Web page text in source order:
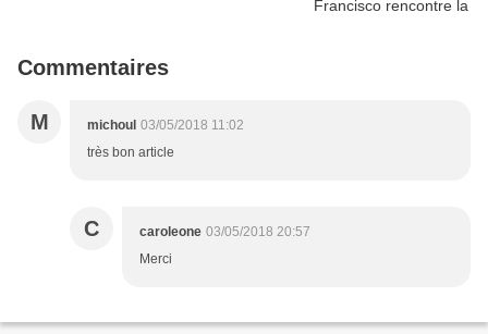
Commentaires
M michoul 03/05/2018 11:02
très bon article
C caroleone 03/05/2018 20:57
Merci